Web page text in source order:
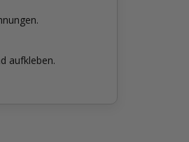
aufkleben.